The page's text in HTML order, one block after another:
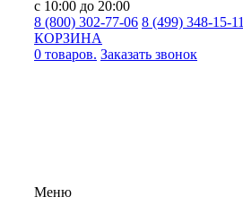
с 10:00 до 20:00
8 (800) 302-77-06 8 (499) 348-15-11
КОРЗИНА
0 товаров. Заказать звонок
Меню